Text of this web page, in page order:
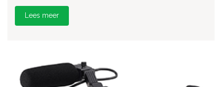
Lees meer